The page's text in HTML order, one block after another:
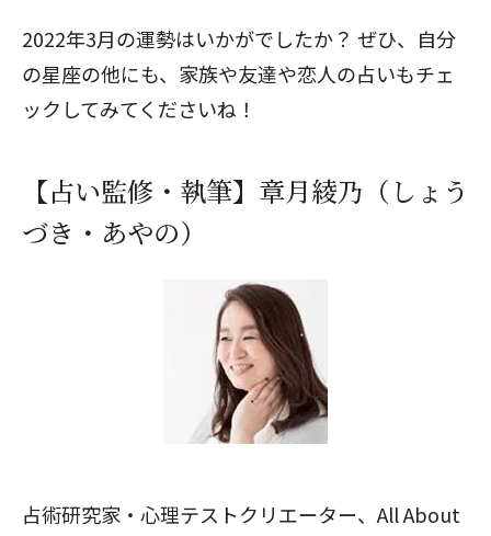
2022年3月の運勢はいかがでしたか？ ぜひ、自分
の星座の他にも、家族や友達や恋人の占いもチェ
ックしてみてくださいね！
【占い監修・執筆】章月綾乃（しょう
づき・あやの）
占術研究家・心理テストクリエーター、All About